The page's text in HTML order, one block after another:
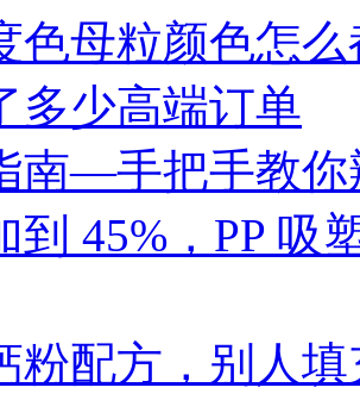
色母粒颜色怎
多少高端订单
南—手把手教你
到 45%，PP 吸
粉配方，别人